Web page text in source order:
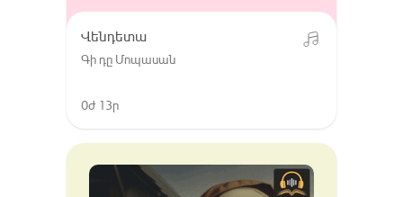
Վենդետա
Գի դը Մոպասան
0ժ 13ր